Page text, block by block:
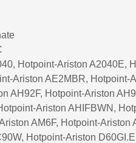
Hotpoint-Ariston A2040E,
Ariston AE2MBR,
AH92F, Hotpoint-Ariston
Ariston AHIFBWN,
AM6F, Hotpoint-
Hotpoint-Ariston